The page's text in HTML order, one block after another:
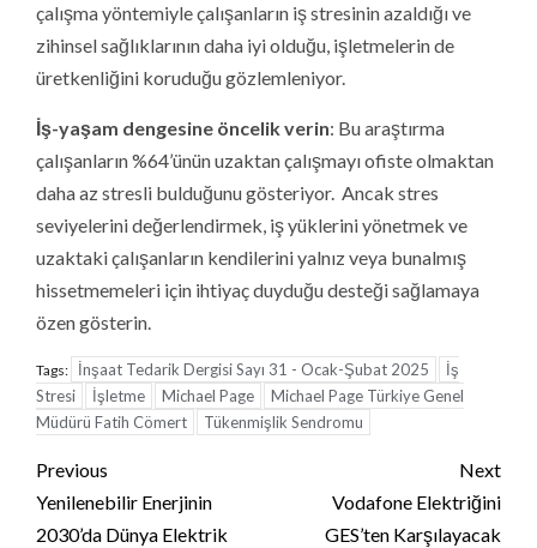
çalışma yöntemiyle çalışanların iş stresinin azaldığı ve
zihinsel sağlıklarının daha iyi olduğu, işletmelerin de
üretkenliğini koruduğu gözlemleniyor.
İş-yaşam dengesine öncelik verin: Bu araştırma
çalışanların %64’ünün uzaktan çalışmayı ofiste olmaktan
daha az stresli bulduğunu gösteriyor. Ancak stres
seviyelerini değerlendirmek, iş yüklerini yönetmek ve
uzaktaki çalışanların kendilerini yalnız veya bunalmış
hissetmemeleri için ihtiyaç duyduğu desteği sağlamaya
özen gösterin.
Tags: İnşaat Tedarik Dergisi Sayı 31 - Ocak-Şubat 2025
İş
Stresi
İşletme Michael Page
Michael Page Türkiye Genel
Müdürü Fatih Cömert
Tükenmişlik Sendromu
Continue
Reading
Previous
Yenilenebilir Enerjinin
2030’da Dünya Elektrik
Next
Vodafone Elektriğini
GES’ten Karşılayacak